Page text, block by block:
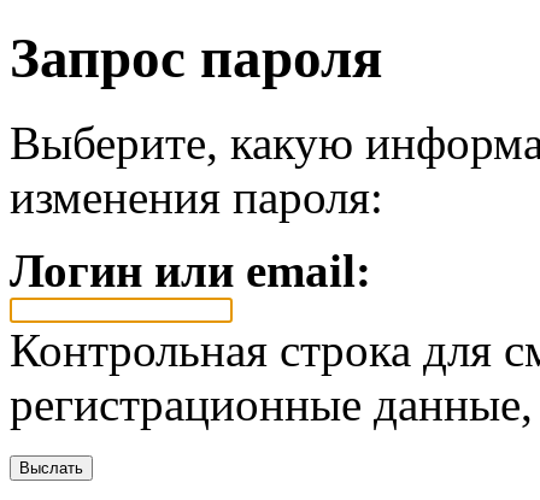
Запрос пароля
Выберите, какую
изменения пароля:
Логин или email:
Контрольная строка для
регистрационные